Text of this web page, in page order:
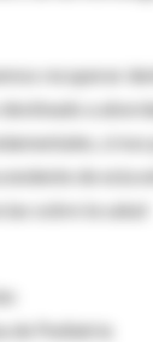
recuperar
a
si nos
de esta
sobre la salud
de Pediatría